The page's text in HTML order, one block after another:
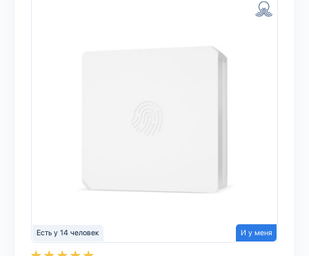
Есть у 14 человек И у меня